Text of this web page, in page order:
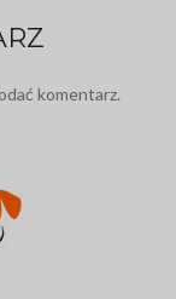
komentarz.